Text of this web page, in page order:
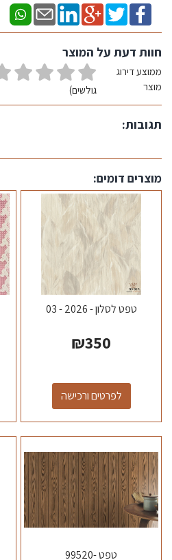
חוות דעת על המוצר
ממוצע דירוג
מוצר
גולשים)
תגובות:
מוצרים דומים:
טפט לסלון - 2026 - 03
₪350
לפרטים ורכישה
טפט -99520